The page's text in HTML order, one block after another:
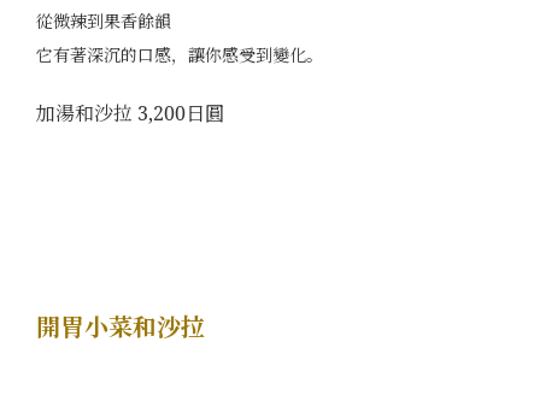
從微辣到果香餘韻
它有著深沉的口感，讓你感受到變化。
加湯和沙拉 3,200日圓
開胃小菜和沙拉